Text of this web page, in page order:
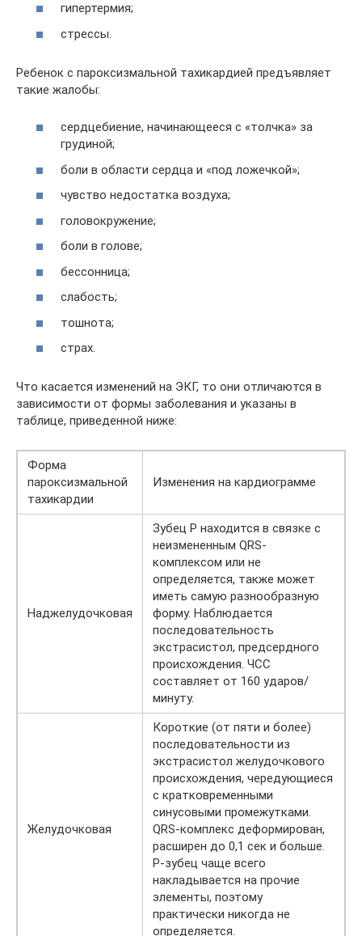
гипертермия;
стрессы.
Ребенок с пароксизмальной тахикардией предъявляет
такие жалобы:
сердцебиение, начинающееся с «толчка» за
грудиной;
боли в области сердца и «под ложечкой»;
чувство недостатка воздуха;
головокружение;
боли в голове;
бессонница;
слабость;
тошнота;
страх.
Что касается изменений на ЭКГ, то они отличаются в
зависимости от формы заболевания и указаны в
таблице, приведенной ниже:
Форма
пароксизмальной
тахикардии
Изменения на кардиограмме
Наджелудочковая
Зубец Р находится в связке с
неизмененным QRS-
комплексом или не
определяется, также может
иметь самую разнообразную
форму. Наблюдается
последовательность
экстрасистол, предсердного
происхождения. ЧСС
составляет от 160 ударов/
минуту.
Желудочковая
Короткие (от пяти и более)
последовательности из
экстрасистол желудочкового
происхождения, чередующиеся
с кратковременными
синусовыми промежутками.
QRS-комплекс деформирован,
расширен до 0,1 сек и больше.
Р-зубец чаще всего
накладывается на прочие
элементы, поэтому
практически никогда не
определяется.